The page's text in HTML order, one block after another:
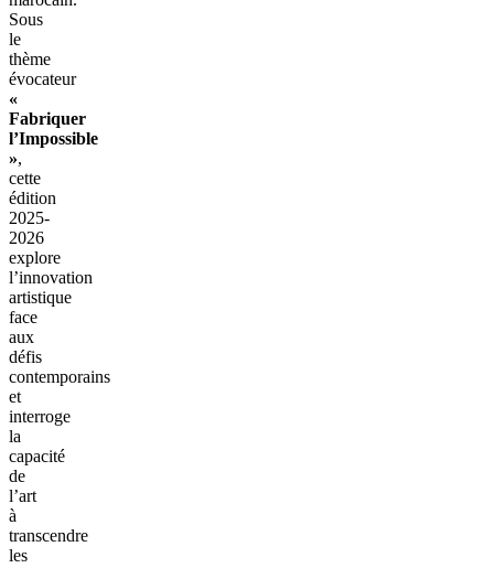
Sous
le
thème
évocateur
«
Fabriquer
l’Impossible
»,
cette
édition
2025-
2026
explore
l’innovation
artistique
face
aux
défis
contemporains
et
interroge
la
capacité
de
l’art
à
transcendre
les